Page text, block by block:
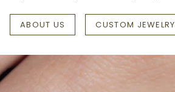
ABOUT US CUSTOM JEWELRY